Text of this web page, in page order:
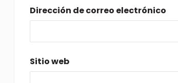
Dirección de correo electrónico
Sitio web